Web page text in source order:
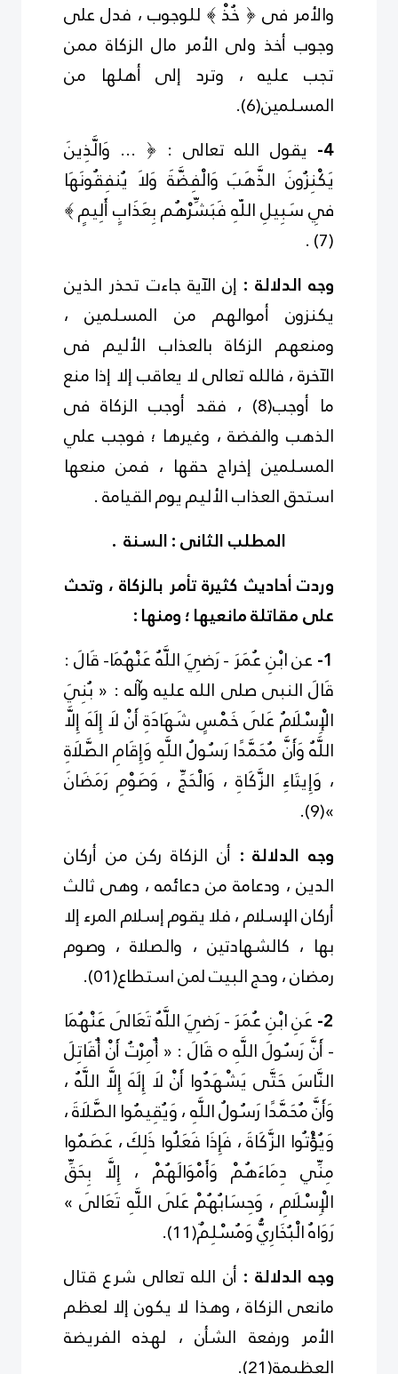
والأمر فى ﴿ خُذْ ﴾ للوجوب ، فدل على
وجوب أخذ ولى الأمر مال الزكاة ممن
تجب عليه ، وترد إلى أهلها من
المسلمين(
6
)
.
4- يقول الله تعالى : ﴿ ... وَالَّذِينَ
يَكْنِزُونَ الذَّهَبَ وَالْفِضَّةَ وَلاَ يُنفِقُونَهَا
فِي سَبِيلِ اللّهِ فَبَشِّرْهُم بِعَذَابٍ أَلِيمٍ ﴾
(
7
)
.
وجه الدلالة : إن الآية جاءت تحذر الذين
يكنزون أموالهم من المسلمين ،
ومنعهم الزكاة بالعذاب الأليم فى
الآخرة ، فالله تعالى لا يعاقب إلا إذا منع
ما أوجب(
8
) ، فقد أوجب الزكاة فى
الذهب والفضة ، وغيرها ؛ فوجب علي
المسلمين إخراج حقها ، فمن منعها
استحق العذاب الأليم يوم القيامة .
المطلب الثانى : السنة .
وردت أحاديث كثيرة تأمر بالزكاة ، وتحث
على مقاتلة مانعيها ؛ ومنها :
1- عن ابْنِ عُمَرَ - رَضِيَ اللَّهُ عَنْهُمَا- قَالَ :
قَالَ النبى صلى الله عليه وآله : « بُنِيَ
الْإِسْلَامُ عَلَى خَمْسٍ شَهَادَةِ أَنْ لَا إِلَهَ إِلَّا
اللَّهُ وَأَنَّ مُحَمَّدًا رَسُولُ اللَّهِ وَإِقَامِ الصَّلَاةِ
، وَإِيتَاءِ الزَّكَاةِ ، وَالْحَجِّ ، وَصَوْمِ رَمَضَانَ
»
(
9
)
.
وجه الدلالة : أن الزكاة ركن من أركان
الدين ، ودعامة من دعائمه ، وهى ثالث
أركان الإسلام ، فلا يقوم إسلام المرء إلا
بها ، كالشهادتين ، والصلاة ، وصوم
رمضان ، وحج البيت لمن استطاع(
01
)
.
2- عَنِ ابْنِ عُمَرَ - رَضِيَ اللَّهُ تَعَالَى عَنْهُمَا
- أَنَّ رَسُولَ اللَّهِo قَالَ : « أُمِرْتُ أَنْ أُقَاتِلَ
النَّاسَ حَتَّى يَشْهَدُوا أَنْ لَا إِلَهَ إِلَّا اللَّهُ ،
وَأَنَّ مُحَمَّدًا رَسُولُ اللَّهِ ، وَيُقِيمُوا الصَّلَاةَ ،
وَيُؤْتُوا الزَّكَاةَ ، فَإِذَا فَعَلُوا ذَلِكَ ، عَصَمُوا
مِنِّي دِمَاءَهُمْ وَأَمْوَالَهُمْ ، إِلَّا بِحَقِّ
الْإِسْلَامِ ، وَحِسَابُهُمْ عَلَى اللَّهِ تَعَالَى »
رَوَاهُ الْبُخَارِيُّ وَمُسْلِمٌ(
11
)
.
وجه الدلالة : أن الله تعالى شرع قتال
مانعى الزكاة ، وهذا لا يكون إلا لعظم
الأمر ورفعة الشأن ، لهذه الفريضة
العظيمة(
21
)
.